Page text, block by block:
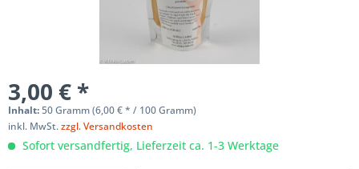
3,00 € *
Inhalt:50 Gramm (6,00 € * / 100 Gramm)
inkl. MwSt.zzgl. Versandkosten
Sofort versandfertig, Lieferzeit ca. 1-3 Werktage